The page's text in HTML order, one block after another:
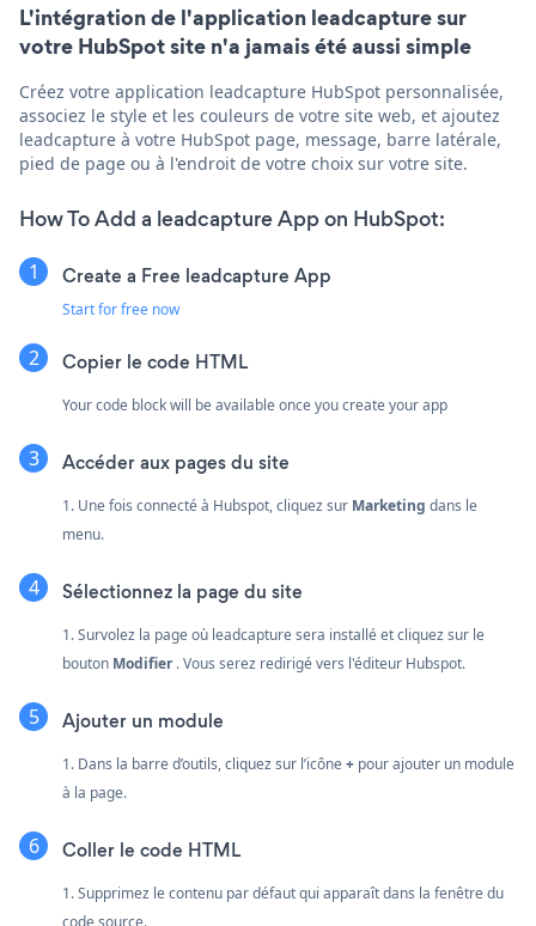
L'intégration de l'application leadcapture sur
votre HubSpot site n'a jamais été aussi simple
Créez votre application leadcapture HubSpot personnalisée,
associez le style et les couleurs de votre site web, et ajoutez
leadcapture à votre HubSpot page, message, barre latérale,
pied de page ou à l'endroit de votre choix sur votre site.
How To Add a leadcapture App on HubSpot:
Create a Free leadcapture App
Start for free now
Copier le code HTML
Your code block will be available once you create your app
Accéder aux pages du site
1. Une fois connecté à Hubspot, cliquez sur Marketing dans le
menu.
Sélectionnez la page du site
1. Survolez la page où leadcapture sera installé et cliquez sur le
bouton Modifier. Vous serez redirigé vers l'éditeur Hubspot.
Ajouter un module
1. Dans la barre d’outils, cliquez sur l’icône+ pour ajouter un module
à la page.
Coller le code HTML
1. Supprimez le contenu par défaut qui apparaît dans la fenêtre du
code source.